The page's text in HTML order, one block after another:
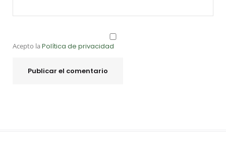
Acepto la Política de privacidad